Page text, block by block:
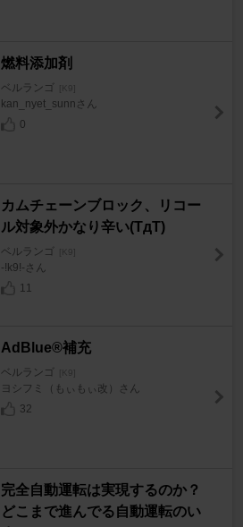
燃料添加剤
ベルランゴ [K9]
kan_nyet_sunnさん
0
カムチェーンブロック、リコー
ル対象外かなり辛い(TдT)
ベルランゴ [K9]
-!k9!-さん
11
AdBlue®︎補充
ベルランゴ [K9]
ヨシフミ（もぃもぃ改）さん
32
完全自動運転は実現するのか？
どこまで進んでる自動運転のい